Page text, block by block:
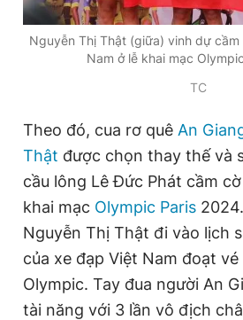
Tổng biên tập: Nguyễn Ngọc Toàn
Phó tổng biên tập thường trực: Hải
Phó tổng biên tập: Lâm Hiếu Dũng
Phó tổng biên tập: Trần Việt Hưng
Tổng thư ký tòa soạn: Đức Trung
© 2003-2026 Bản quyền thuộc về Báo
bản. Phát triển bởi ePi Technologies,
Nguyễn Thị Thật (giữa) vinh dự
Nam ở lễ khai mạc
TC
Theo đó, cua rơ quê An
Thật được chọn thay thế và
cầu lông Lê Đức Phát cầm
khai mạc Olympic Paris
Nguyễn Thị Thật đi vào lịch
của xe đạp Việt Nam đoạt
Olympic. Tay đua người An
tài năng với 3 lần vô địch